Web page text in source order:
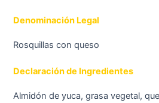
Denominación Legal
Rosquillas con queso
Declaración de Ingredientes
Almidón de yuca, grasa vegetal,